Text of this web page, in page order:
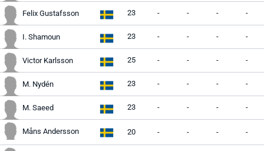
Felix Gustafsson 23 - - - -
I. Shamoun 23 - - - -
Victor Karlsson 25 - - - -
M. Nydén 23 - - - -
M. Saeed 23 - - - -
Måns Andersson 20 - - - -